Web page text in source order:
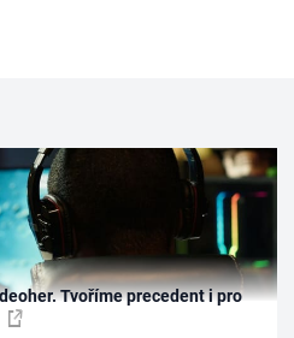
Tvoříme precedent i pro